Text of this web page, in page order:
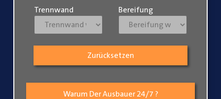
Warum Der Ausbauer 24/7 ?
Trennwand Bereifung
Zurücksetzen